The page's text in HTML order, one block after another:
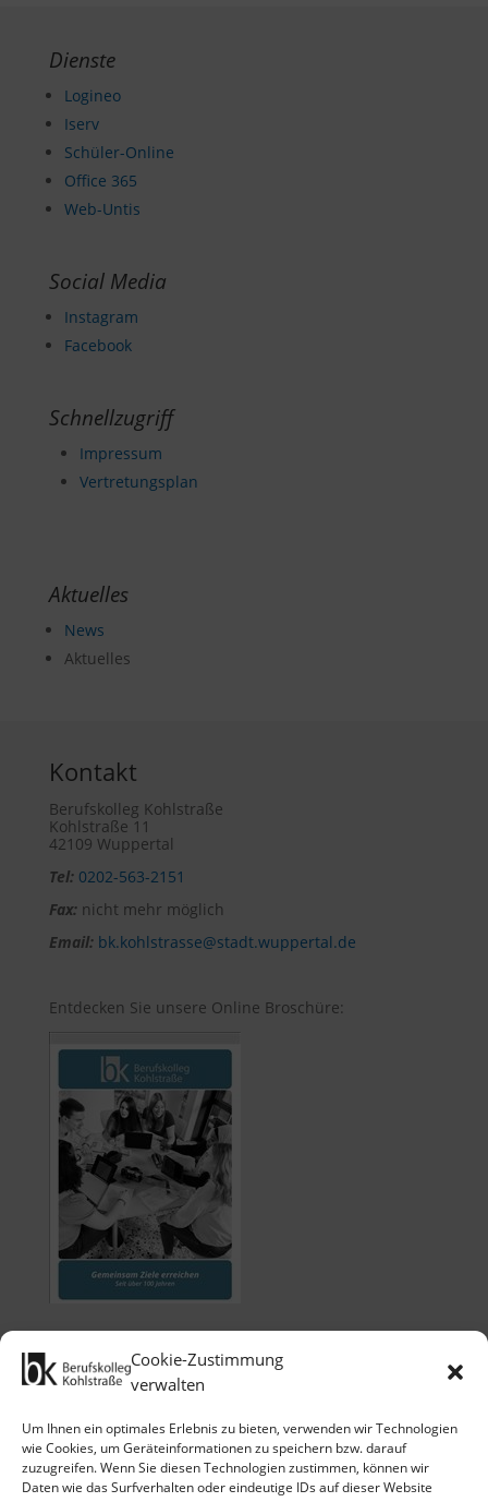
Cookie-Zustimmung
verwalten
Um Ihnen ein optimales Erlebnis zu bieten, verwenden wir Technologien
wie Cookies, um Geräteinformationen zu speichern bzw. darauf
zuzugreifen. Wenn Sie diesen Technologien zustimmen, können wir
Daten wie das Surfverhalten oder eindeutige IDs auf dieser Website
Dienste
Logineo
Iserv
Schüler-Online
Office 365
Web-Untis
Social Media
Instagram
Facebook
Schnellzugriff
Impressum
Vertretungsplan
Aktuelles
News
Aktuelles
Kontakt
Berufskolleg Kohlstraße
Kohlstraße 11
42109 Wuppertal
Tel: 0202-563-2151
Fax:nicht mehr möglich
Email: bk.kohlstrasse@stadt.wuppertal.de
Entdecken Sie unsere Online Broschüre:
Klicken Sie auf 'Ich stimme zu', um
Google maps zu nutzen.